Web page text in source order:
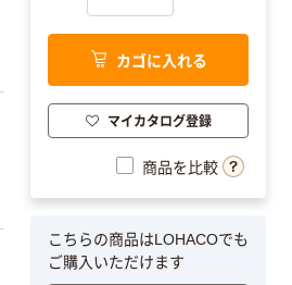
カゴに入れる
マイカタログ登録
商品を比較
こちらの商品はLOHACOでも
ご購入いただけます